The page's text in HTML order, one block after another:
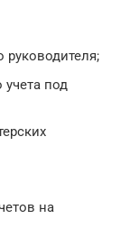
учета под
на